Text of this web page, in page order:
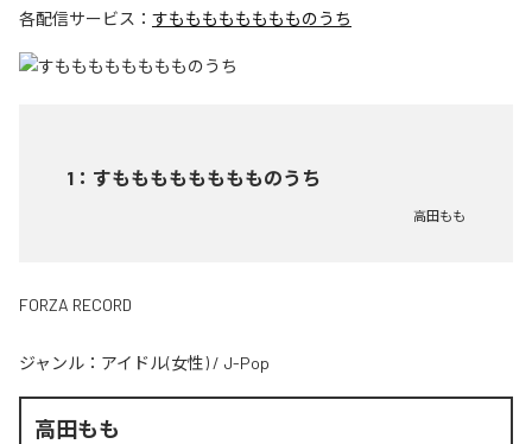
各配信サービス： すもももももももものうち
1 ： すもももももももものうち
高田もも
FORZA RECORD
ジャンル： アイドル(女性) / J-Pop
高田もも